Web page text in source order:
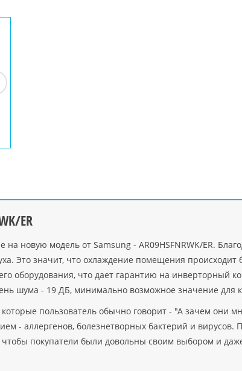
">
ER
новую модель от Samsung - AR09HSFNRWK/ER.
Это значит, что охлаждение помещения происходит
оборудования, что дает гарантию на инверторный
шума - 19 ДБ, минимально возможное значение для
пользователь обычно говорит - "А зачем они
- аллергенов, болезнетворных бактерий и вирусов.
покупатели были довольны своим выбором и